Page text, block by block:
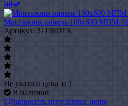
Монтажная панель 100x600 МПМ-01
Артикул: 31138DEK
Не указана цена за 1
В наличии
Запросить ценуЗапрос цены